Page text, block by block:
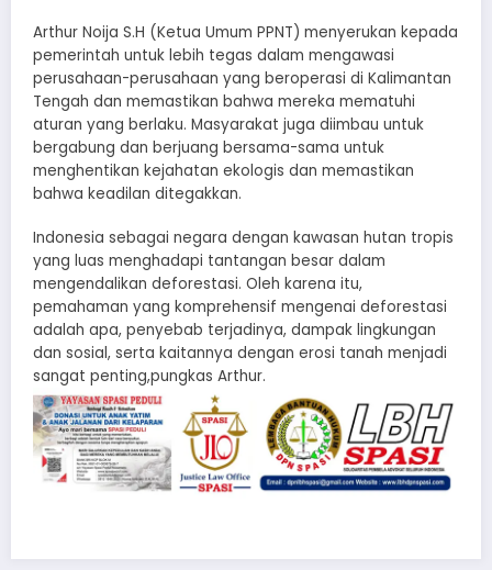
Arthur Noija S.H (Ketua Umum PPNT) menyerukan kepada
pemerintah untuk lebih tegas dalam mengawasi
perusahaan-perusahaan yang beroperasi di Kalimantan
Tengah dan memastikan bahwa mereka mematuhi
aturan yang berlaku. Masyarakat juga diimbau untuk
bergabung dan berjuang bersama-sama untuk
menghentikan kejahatan ekologis dan memastikan
bahwa keadilan ditegakkan.
Indonesia sebagai negara dengan kawasan hutan tropis
yang luas menghadapi tantangan besar dalam
mengendalikan deforestasi. Oleh karena itu,
pemahaman yang komprehensif mengenai deforestasi
adalah apa, penyebab terjadinya, dampak lingkungan
dan sosial, serta kaitannya dengan erosi tanah menjadi
sangat penting,pungkas Arthur.